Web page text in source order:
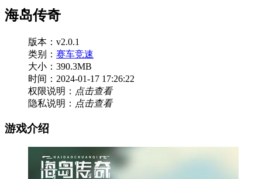
海岛传奇
版本：v2.0.1
类别： 赛车竞速
大小：390.3MB
时间：2024-01-17 17:26:22
权限说明： 点击查看
隐私说明： 点击查看
游戏介绍